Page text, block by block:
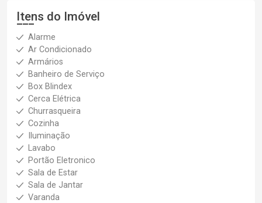
Itens do Imóvel
Alarme
Ar Condicionado
Armários
Banheiro de Serviço
Box Blindex
Cerca Elétrica
Churrasqueira
Cozinha
Iluminação
Lavabo
Portão Eletronico
Sala de Estar
Sala de Jantar
Varanda